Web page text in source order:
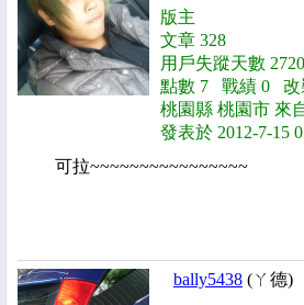
版主
文章 328
用戶失蹤天數 2720
點數 7 戰績 0 改
桃園縣 桃園市 來
發表於 2012-7-15
可拉~~~~~~~~~~~~~~~~
bally5438 (ㄚ德)